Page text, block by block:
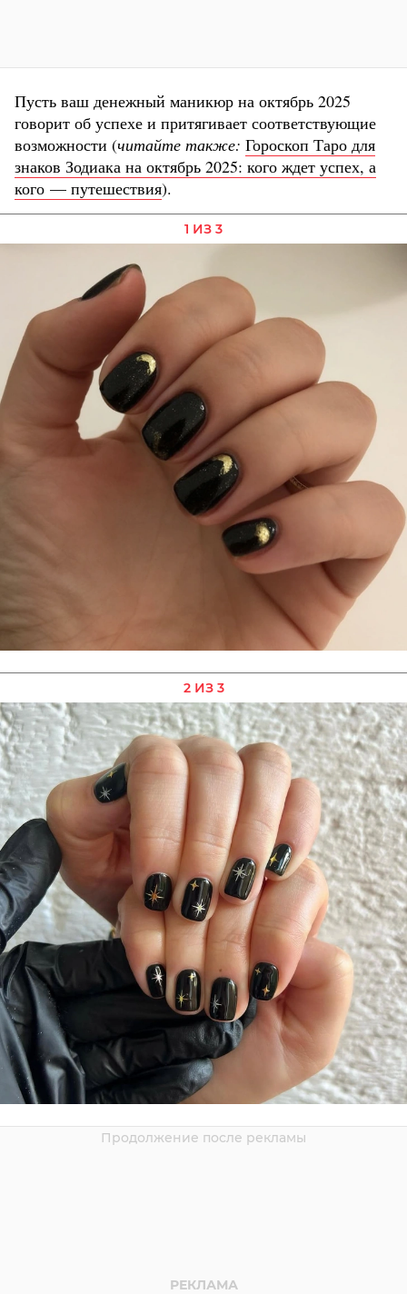
Пусть ваш денежный маникюр на октябрь 2025
говорит об успехе и притягивает соответствующие
возможности (читайте также: Гороскоп Таро для
знаков Зодиака на октябрь 2025: кого ждет успех, а
кого — путешествия).
1 ИЗ 3
2 ИЗ 3